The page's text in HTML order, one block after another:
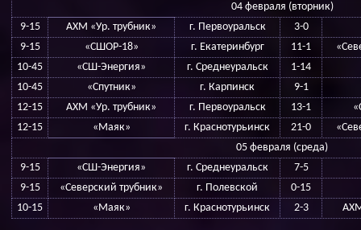
04 февраля (вторник)
9-15
АХМ «Ур. трубник» г. Первоуральск
3-0
9-15
«СШОР-18» г. Екатеринбург 11-1
10-45
«СШ-Энергия» г. Среднеуральск
1-14
10-45
«Спутник» г. Карпинск 9-1
12-15
АХМ «Ур. трубник» г. Первоуральск 13-1
12-15
«Маяк» г. Краснотурьинск 21-0
05 февраля (среда)
9-15
«СШ-Энергия» г. Среднеуральск 7-5
9-15
«Северский трубник» г. Полевской
0-15
10-15
«Маяк» г. Краснотурьинск 2-3